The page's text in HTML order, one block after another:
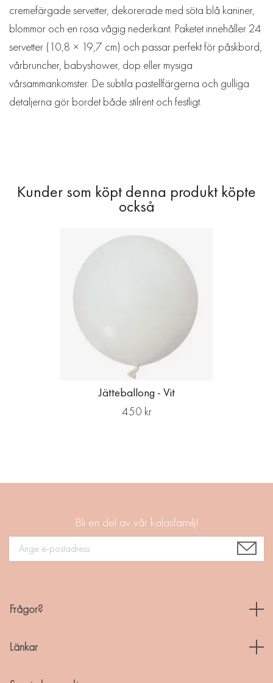
cremefärgade servetter, dekorerade med söta blå kaniner,
blommor och en rosa vågig nederkant. Paketet innehåller 24
servetter (10,8 × 19,7 cm) och passar perfekt för påskbord,
vårbruncher, babyshower, dop eller mysiga
vårsammankomster. De subtila pastellfärgerna och gulliga
detaljerna gör bordet både stilrent och festligt.
Jätteballong - Vit
450 kr
Bli en del av vår kalasfamilj!
Frågor?
Länkar